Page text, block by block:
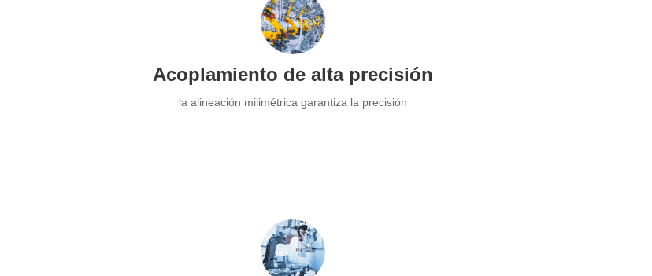
Acoplamiento de alta precisión
la alineación milimétrica garantiza la precisión